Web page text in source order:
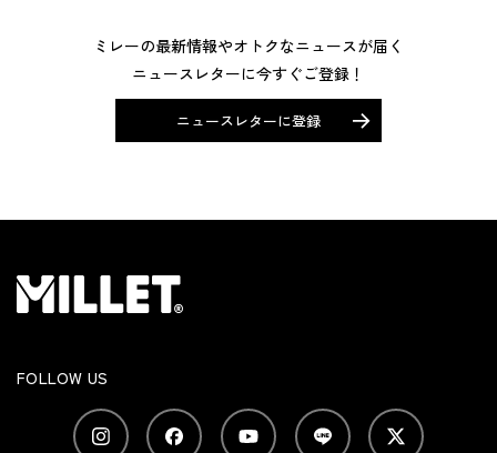
ミレーの最新情報やオトクなニュースが届く
ニュースレターに今すぐご登録！
ニュースレターに登録
FOLLOW US